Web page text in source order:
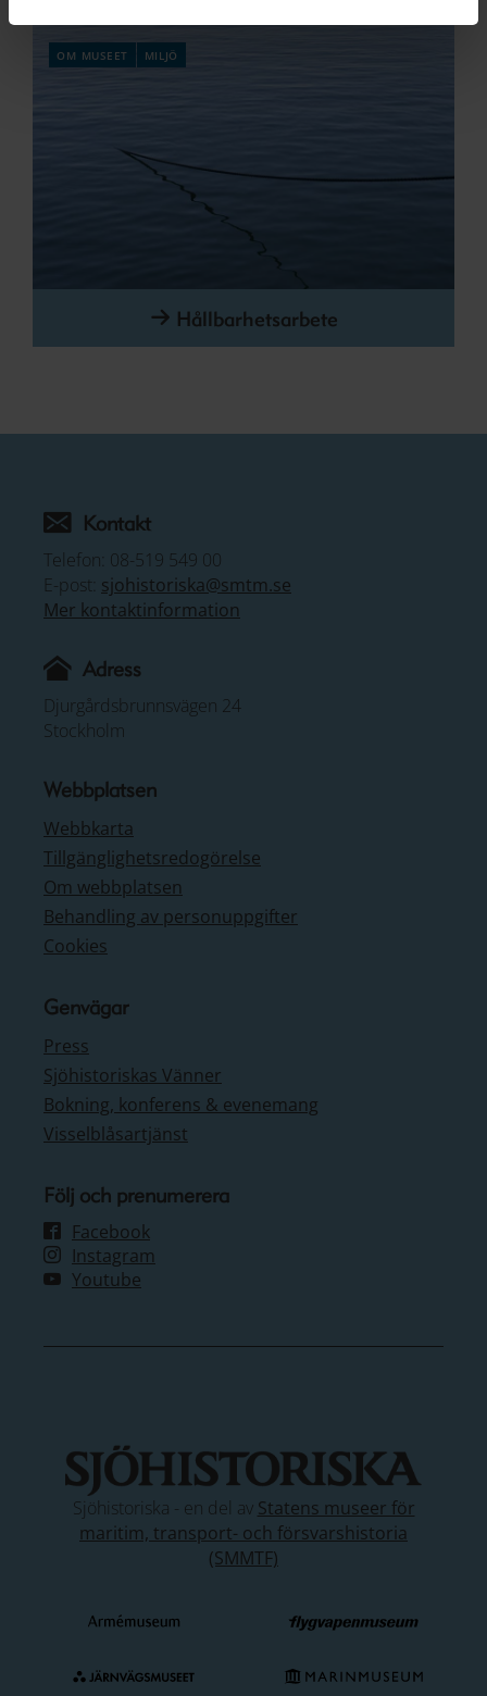
om museet miljö
Hållbarhetsarbete
Kontakt
Telefon: 08-519 549 00
E-post: sjohistoriska@smtm.se
Mer kontaktinformation
Adress
Djurgårdsbrunnsvägen 24
Stockholm
Webbplatsen
Webbkarta
Tillgänglighetsredogörelse
Om webbplatsen
Behandling av personuppgifter
Cookies
Genvägar
Press
Sjöhistoriskas Vänner
Bokning, konferens & evenemang
Visselblåsartjänst
Följ och prenumerera
Facebook
Instagram
Youtube
Sjöhistoriska - en del av Statens museer för
maritim, transport- och försvarshistoria
(SMMTF)